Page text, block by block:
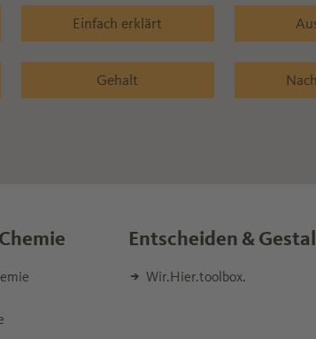
Einfach erklärt
Gehalt
Entscheiden &
Wir.Hier.toolbox.